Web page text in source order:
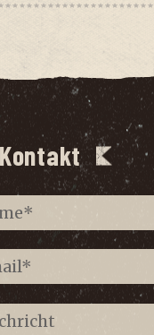
Kontakt